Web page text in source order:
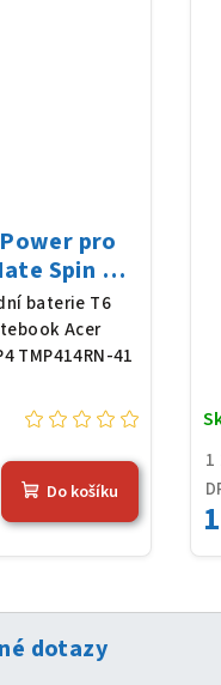
pro
Spin P4
Li-Poly,
mAh (54,36
baterie T6
Acer
TMP414RN-41
Do košíku
1
dotazy